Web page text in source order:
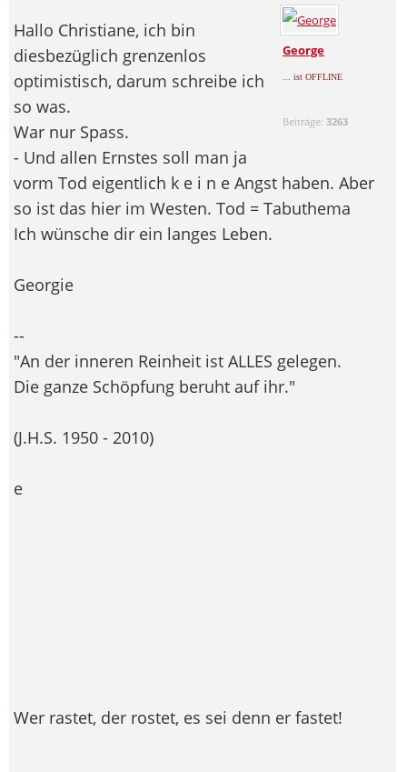
George
... ist OFFLINE
Beiträge:3263
Hallo Christiane, ich bin
diesbezüglich grenzenlos
optimistisch, darum schreibe ich
so was.
War nur Spass.
- Und allen Ernstes soll man ja
vorm Tod eigentlich k e i n e Angst haben. Aber
so ist das hier im Westen. Tod = Tabuthema
Ich wünsche dir ein langes Leben.
Georgie
--
"An der inneren Reinheit ist ALLES gelegen.
Die ganze Schöpfung beruht auf ihr."
(J.H.S. 1950 - 2010)
e
Wer rastet, der rostet, es sei denn er fastet!